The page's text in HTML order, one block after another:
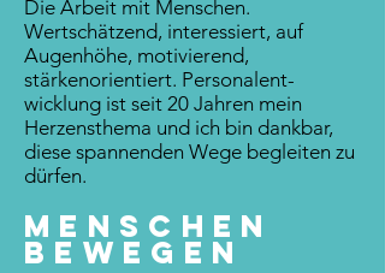
Die Arbeit mit Menschen.
Wertschätzend, interessiert, auf
Augenhöhe, motivierend,
stärkenorientiert. Personalent-
wicklung ist seit 20 Jahren mein
Herzensthema und ich bin dankbar,
diese spannenden Wege begleiten zu
dürfen.
MENSCHEN
BEWEGEN